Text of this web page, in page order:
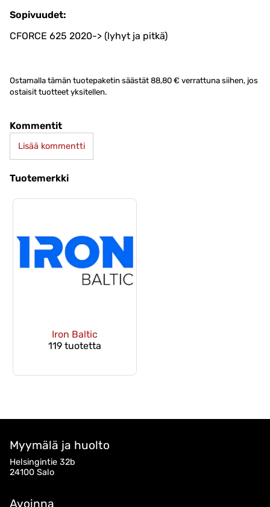
Sopivuudet:
CFORCE 625 2020-> (lyhyt ja pitkä)
Ostamalla tämän tuotepaketin säästät 88,80 € verrattuna siihen, jos
ostaisit tuotteet yksitellen.
Kommentit
Lisää kommentti
Tuotemerkki
Iron Baltic
119 tuotetta
Myymälä ja huolto
Helsingintie 32b
24100 Salo
Avoinna